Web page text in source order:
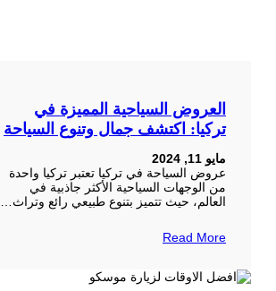
العروض السياحية المميزة في
تركيا: اكتشف جمال وتنوع السياحة
مايو 11, 2024
عروض السياحة في تركيا تعتبر تركيا واحدة
من الوجهات السياحية الأكثر جاذبية في
العالم، حيث تتميز بتنوع طبيعي رائع وتراث…
Read More